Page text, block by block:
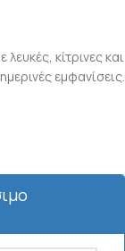
κίτρινες και
εμφανίσεις.